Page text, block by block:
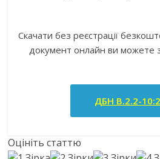
Скачати без реєстрації
документ онлайн ви можете
ДБН В.2.2-
Оцініть статтю